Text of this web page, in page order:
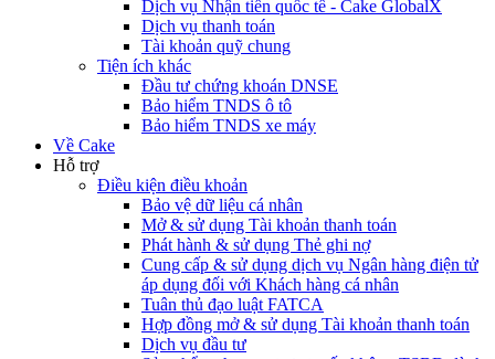
Dịch vụ Nhận tiền quốc tế - Cake GlobalX
Dịch vụ thanh toán
Tài khoản quỹ chung
Tiện ích khác
Đầu tư chứng khoán DNSE
Bảo hiểm TNDS ô tô
Bảo hiểm TNDS xe máy
Về Cake
Hỗ trợ
Điều kiện điều khoản
Bảo vệ dữ liệu cá nhân
Mở & sử dụng Tài khoản thanh toán
Phát hành & sử dụng Thẻ ghi nợ
Cung cấp & sử dụng dịch vụ Ngân hàng điện tử
áp dụng đối với Khách hàng cá nhân
Tuân thủ đạo luật FATCA
Hợp đồng mở & sử dụng Tài khoản thanh toán
Dịch vụ đầu tư